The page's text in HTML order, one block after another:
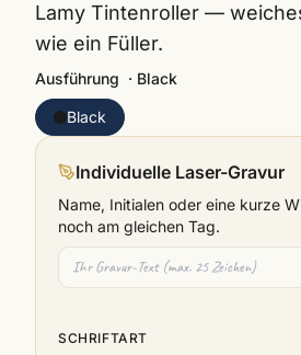
Lamy Tintenroller —
wie ein Füller.
Ausführung · Black
Black
Individuelle Laser-Gravur
Name, Initialen oder eine kurze
noch am gleichen Tag.
SCHRIFTART